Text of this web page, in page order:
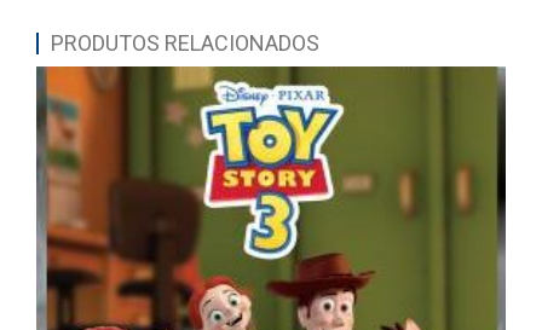
PRODUTOS RELACIONADOS